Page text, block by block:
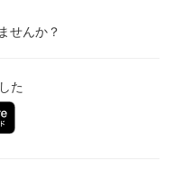
せんか？
た